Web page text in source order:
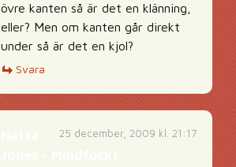
övre kanten så är det en klänning,
eller? Men om kanten går direkt
under så är det en kjol?
Svara
25 december, 2009 kl. 21:17